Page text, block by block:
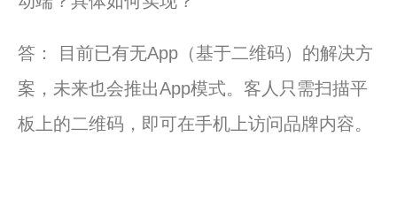
答： 目前已有无App（基于二维码）的解决方
案，未来也会推出App模式。客人只需扫描平
板上的二维码，即可在手机上访问品牌内容。